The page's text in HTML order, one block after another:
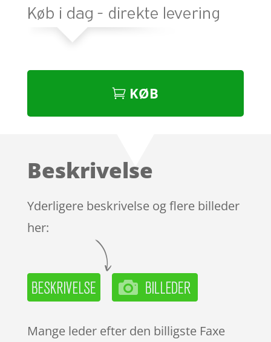
KØB
Beskrivelse
Yderligere beskrivelse og flere billeder
her:
Mange leder efter den billigste Faxe